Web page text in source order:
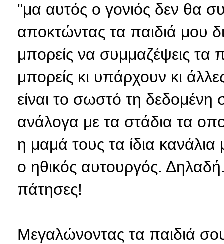
"μα αυτός ο γονιός δεν θα
αποκτώντας τα παιδιά μου
μπορείς να συμμαζέψεις τα
μπορείς κι υπάρχουν κι
είναι το σωστό τη
ανάλογα με τα στάδια τα
η μαμά τους τα ίδια
ο ηθικός αυτουργός.
πάτησες!
Μεγαλώνοντας τα παιδιά